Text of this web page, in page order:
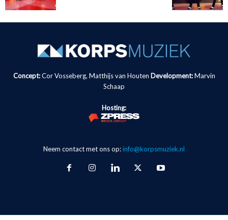
Concept:Cor Vosseberg, Matthijs van Houten Development: Marvin
Schaap
Hosting:
Neem contact met ons op:info@korpsmuziek.nl